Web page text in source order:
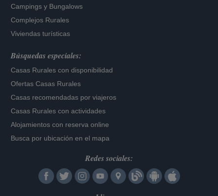
Campings y Bungalows
Complejos Rurales
Viviendas turísticas
Búsquedas especiales:
Casas Rurales con disponibilidad
Ofertas Casas Rurales
Casas recomendadas por viajeros
Casas Rurales con actividades
Alojamientos con reserva online
Busca por ubicación en el mapa
Redes sociales: